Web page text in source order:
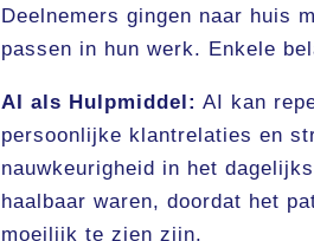
Deelnemers gingen naar huis
passen in hun werk. Enkele
AI als Hulpmiddel: AI kan
persoonlijke klantrelaties en
nauwkeurigheid in het
haalbaar waren, doordat het
moeilijk te zien zijn.